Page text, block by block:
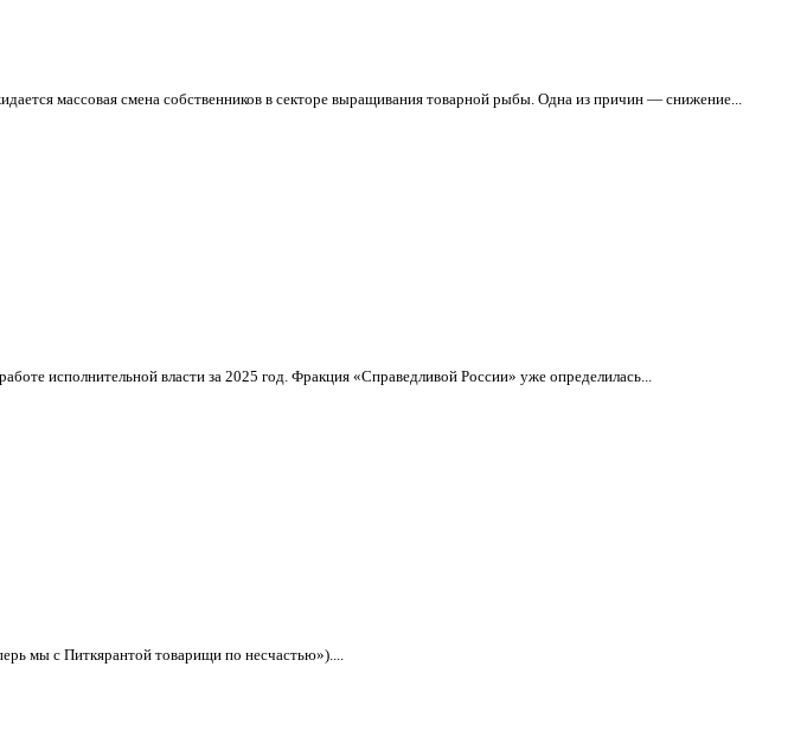
массовая смена собственников в секторе выращивания товарной рыбы. Одна из причин — снижение...
исполнительной власти за 2025 год. Фракция «Справедливой России» уже определилась...
мы с Питкярантой товарищи по несчастью»)....